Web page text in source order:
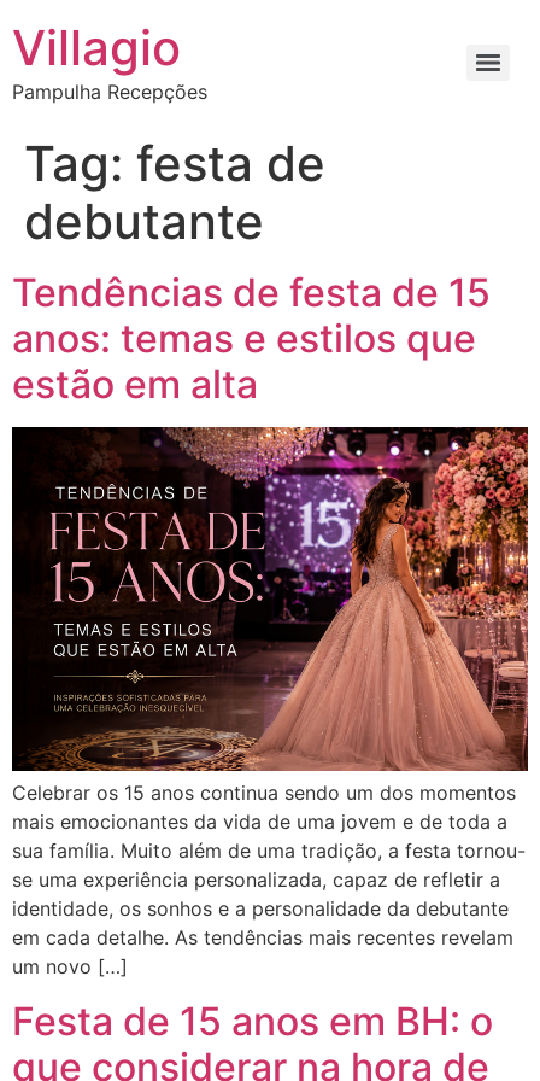
Villagio
Pampulha Recepções
Tag: festa de
debutante
Tendências de festa de 15
anos: temas e estilos que
estão em alta
Celebrar os 15 anos continua sendo um dos momentos
mais emocionantes da vida de uma jovem e de toda a
sua família. Muito além de uma tradição, a festa tornou-
se uma experiência personalizada, capaz de refletir a
identidade, os sonhos e a personalidade da debutante
em cada detalhe. As tendências mais recentes revelam
um novo […]
Festa de 15 anos em BH: o
que considerar na hora de